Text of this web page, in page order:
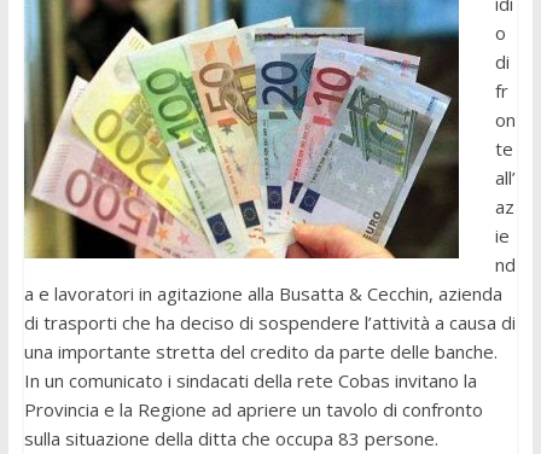
o
di
fr
on
te
all’
az
ie
nd
a e lavoratori in agitazione alla Busatta & Cecchin, azienda
di trasporti che ha deciso di sospendere l’attività a causa di
una importante stretta del credito da parte delle banche.
In un comunicato i sindacati della rete Cobas invitano la
Provincia e la Regione ad apriere un tavolo di confronto
sulla situazione della ditta che occupa 83 persone.